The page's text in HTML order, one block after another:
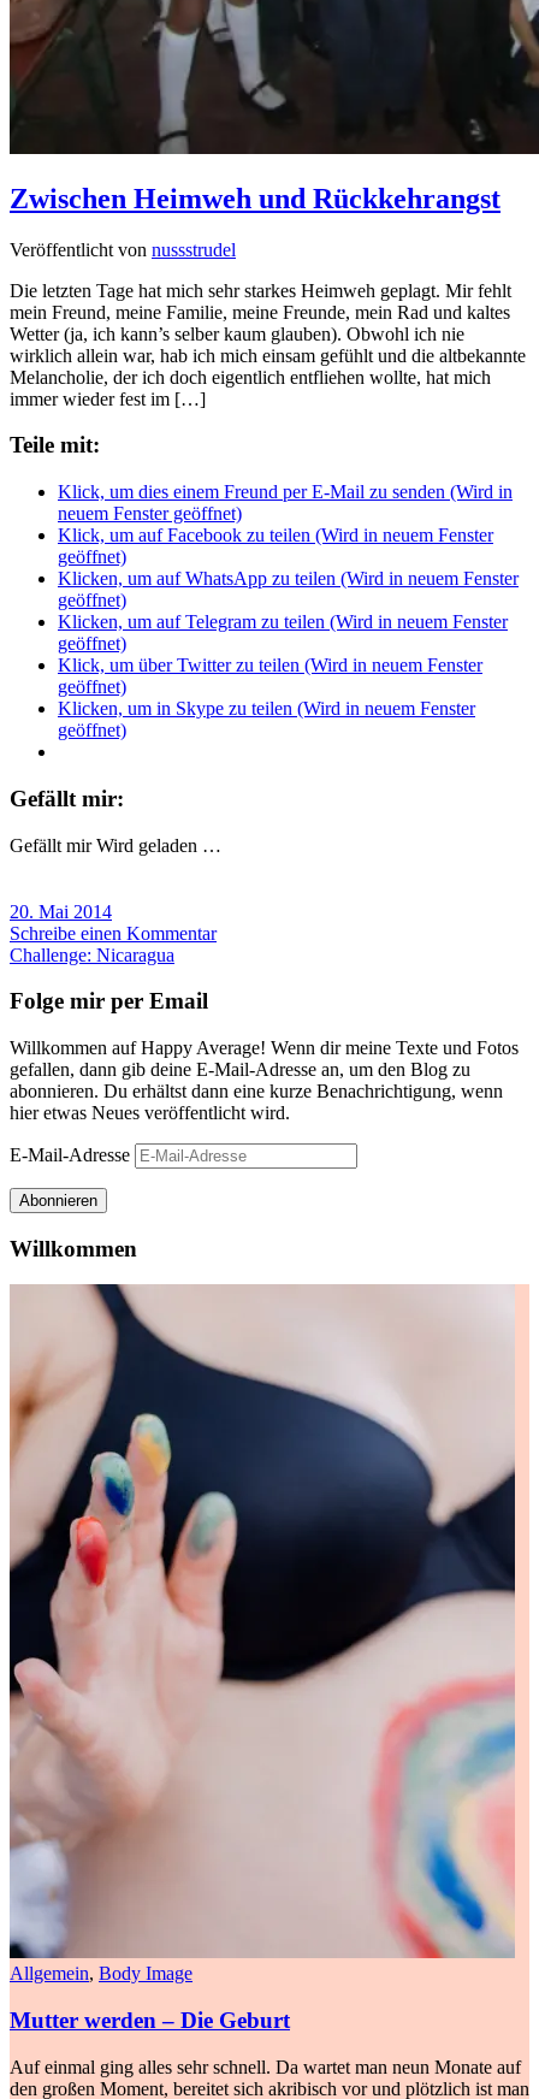
Zwischen Heimweh und Rückkehrangst
Veröffentlicht von nussstrudel
Die letzten Tage hat mich sehr starkes Heimweh geplagt. Mir fehlt
mein Freund, meine Familie, meine Freunde, mein Rad und kaltes
Wetter (ja, ich kann’s selber kaum glauben). Obwohl ich nie
wirklich allein war, hab ich mich einsam gefühlt und die altbekannte
Melancholie, der ich doch eigentlich entfliehen wollte, hat mich
immer wieder fest im […]
Teile mit:
Klick, um dies einem Freund per E-Mail zu senden (Wird in
neuem Fenster geöffnet)
Klick, um auf Facebook zu teilen (Wird in neuem Fenster
geöffnet)
Klicken, um auf WhatsApp zu teilen (Wird in neuem Fenster
geöffnet)
Klicken, um auf Telegram zu teilen (Wird in neuem Fenster
geöffnet)
Klick, um über Twitter zu teilen (Wird in neuem Fenster
geöffnet)
Klicken, um in Skype zu teilen (Wird in neuem Fenster
geöffnet)
Gefällt mir:
Gefällt mir Wird geladen …
20. Mai 2014
Schreibe einen Kommentar
Challenge: Nicaragua
Folge mir per Email
Willkommen auf Happy Average! Wenn dir meine Texte und Fotos
gefallen, dann gib deine E-Mail-Adresse an, um den Blog zu
abonnieren. Du erhältst dann eine kurze Benachrichtigung, wenn
hier etwas Neues veröffentlicht wird.
E-Mail-Adresse
Abonnieren
Willkommen
Allgemein, Body Image
Mutter werden – Die Geburt
Auf einmal ging alles sehr schnell. Da wartet man neun Monate auf
den großen Moment, bereitet sich akribisch vor und plötzlich ist man